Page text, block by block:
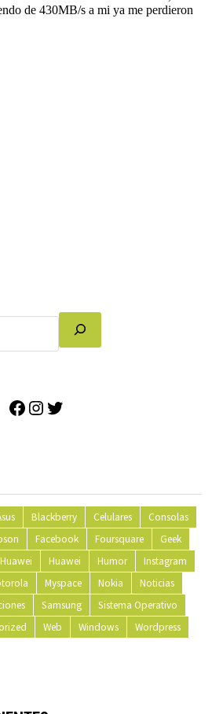
Facebook
Instagram
Blackberry Celulares
Consolas
Facebook Foursquare
Geek
Huawei Huawei Humor
Instagram
Myspace Nokia
Noticias
Samsung
Sistema Operativo
Web Windows
Wordpress